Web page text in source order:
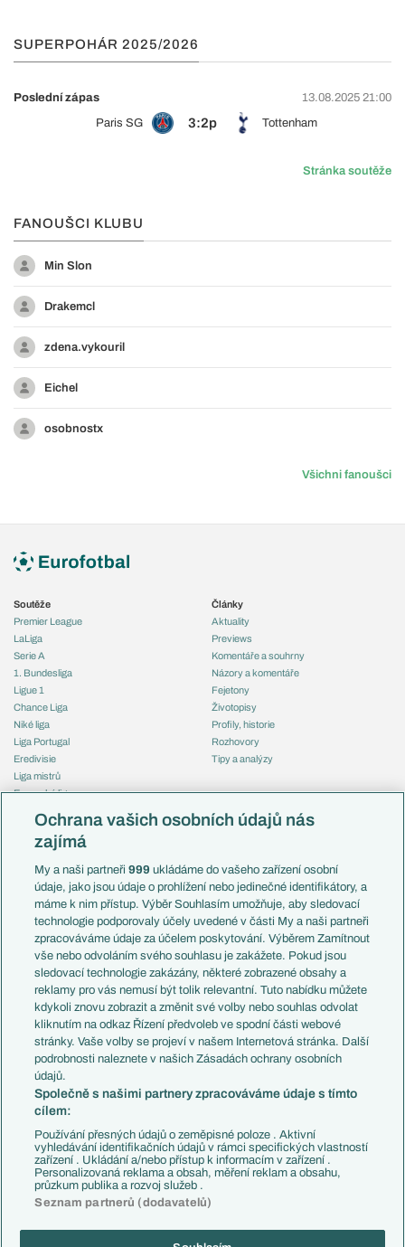
SUPERPOHÁR 2025/2026
Poslední zápas
13.08.2025 21:00
Paris SG
3:2p Tottenham
Stránka soutěže
FANOUŠCI KLUBU
Min Slon
Drakemcl
zdena.vykouril
Eichel
osobnostx
Všichni fanoušci
Soutěže
Premier League
LaLiga
Serie A
1. Bundesliga
Ligue 1
Chance Liga
Niké liga
Liga Portugal
Eredivisie
Liga mistrů
Evropská liga
Mistrovství světa
Liga národů
Témata
Představení týmů MS
EuroSkauting
PL v kostce
Evropské koeficienty
Přestupy
Přestupové spekulace
Zranění
Kluby
Arsenal FC
Chelsea FC
Manchester United
AC Milán
Juventus FC
Bayern Mnichov
FC Barcelona
Real Madrid
Články
Aktuality
Previews
Komentáře a souhrny
Názory a komentáře
Fejetony
Životopisy
Profily, historie
Rozhovory
Tipy a analýzy
Česko
Francie
Itálie
Německo
Španělsko
Argentina
Brazílie
Přestupy
Zápasy
Livescore
Tipovací soutěž
Ochrana vašich osobních údajů nás
zajímá
My a naši partneři999 ukládáme do vašeho zařízení osobní
údaje, jako jsou údaje o prohlížení nebo jedinečné identifikátory, a
máme k nim přístup. Výběr Souhlasím umožňuje, aby sledovací
technologie podporovaly účely uvedené v části My a naši partneři
zpracováváme údaje za účelem poskytování. Výběrem Zamítnout
vše nebo odvoláním svého souhlasu je zakážete. Pokud jsou
sledovací technologie zakázány, některé zobrazené obsahy a
reklamy pro vás nemusí být tolik relevantní. Tuto nabídku můžete
kdykoli znovu zobrazit a změnit své volby nebo souhlas odvolat
kliknutím na odkaz Řízení předvoleb ve spodní části webové
stránky. Vaše volby se projeví v našem Internetová stránka. Další
podrobnosti naleznete v našich Zásadách ochrany osobních
údajů.
Společně s našimi partnery zpracováváme údaje s tímto
cílem:
Používání přesných údajů o zeměpisné poloze . Aktivní
vyhledávání identifikačních údajů v rámci specifických vlastností
zařízení . Ukládání a/nebo přístup k informacím v zařízení .
Personalizovaná reklama a obsah, měření reklam a obsahu,
průzkum publika a rozvoj služeb .
Seznam partnerů (dodavatelů)